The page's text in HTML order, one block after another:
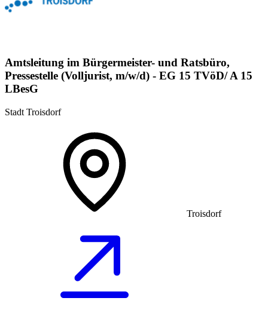
Amtsleitung im Bürgermeister- und Ratsbüro,
Pressestelle (Volljurist, m/w/d) - EG 15 TVöD/ A 15
LBesG
Stadt Troisdorf
Troisdorf